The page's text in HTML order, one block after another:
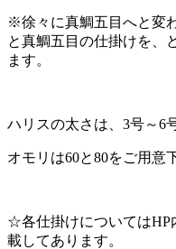
※徐々に真鯛五目へと変
と真鯛五目の仕掛けを、
ます。
ハリスの太さは、3号～6
オモリは60と80をご用意
☆各仕掛けについてはHP
載してあります。